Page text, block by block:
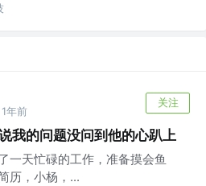
1年前
关注
我的问题没问到他的心趴上
一天忙碌的工作，准备摸会鱼
历，小杨，...